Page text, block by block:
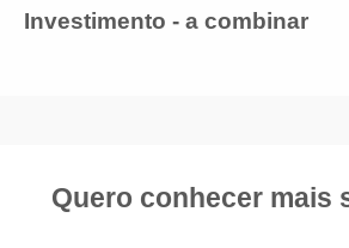
Investimento - a combinar
Quero conhecer mais